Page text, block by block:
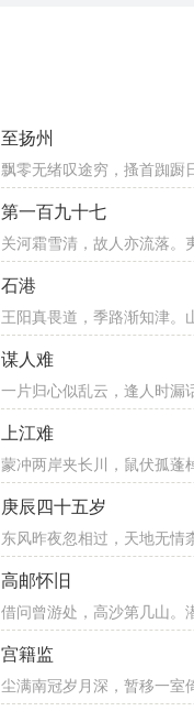
至扬州
飘零无绪叹途穷，搔首踟
第一百九十七
关河霜雪清，故人亦流落
石港
王阳真畏道，季路渐知津
谋人难
一片归心似乱云，逢人时
上江难
蒙冲两岸夹长川，鼠伏孤
庚辰四十五岁
东风昨夜忽相过，天地无
高邮怀旧
借问曾游处，高沙第几山
宫籍监
尘满南冠岁月深，暂移一